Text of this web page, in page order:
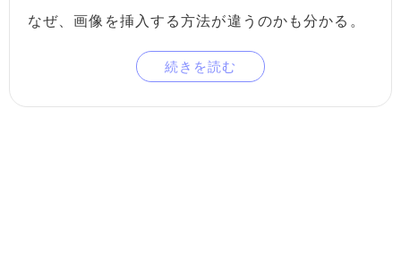
なぜ、画像を挿入する方法が違うのかも分かる。
続きを読む